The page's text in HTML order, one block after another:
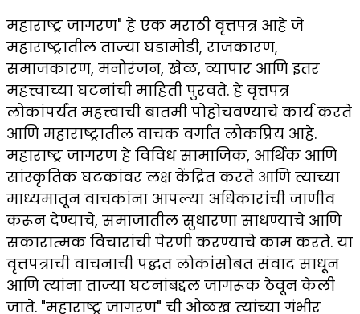
महाराष्ट्र जागरण" हे एक मराठी वृत्तपत्र आहे जे
महाराष्ट्रातील ताज्या घडामोडी, राजकारण,
समाजकारण, मनोरंजन, खेळ, व्यापार आणि इतर
महत्त्वाच्या घटनांची माहिती पुरवते. हे वृत्तपत्र
लोकांपर्यंत महत्त्वाची बातमी पोहोचवण्याचे कार्य करते
आणि महाराष्ट्रातील वाचक वर्गात लोकप्रिय आहे.
महाराष्ट्र जागरण हे विविध सामाजिक, आर्थिक आणि
सांस्कृतिक घटकांवर लक्ष केंद्रित करते आणि त्याच्या
माध्यमातून वाचकांना आपल्या अधिकारांची जाणीव
करून देण्याचे, समाजातील सुधारणा साधण्याचे आणि
सकारात्मक विचारांची पेरणी करण्याचे काम करते. या
वृत्तपत्राची वाचनाची पद्धत लोकांसोबत संवाद साधून
आणि त्यांना ताज्या घटनांबद्दल जागरूक ठेवून केली
जाते. "महाराष्ट्र जागरण" ची ओळख त्यांच्या गंभीर